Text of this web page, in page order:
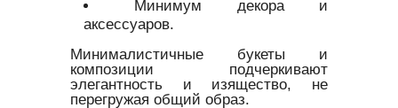
Минимум декора и
аксессуаров.
Минималистичные букеты и
композиции подчеркивают
элегантность и изящество, не
перегружая общий образ.